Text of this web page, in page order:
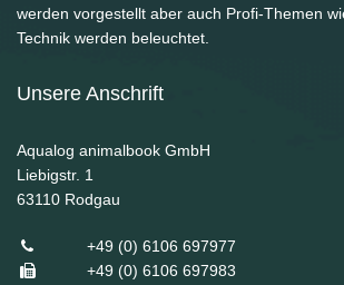
werden vorgestellt aber auch Profi-Themen
Technik werden beleuchtet.
Unsere Anschrift
Aqualog animalbook GmbH
Liebigstr. 1
63110 Rodgau
+49 (0) 6106 697977
+49 (0) 6106 697983